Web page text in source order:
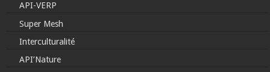
API-VERP
Super Mesh
Interculturalité
API’Nature